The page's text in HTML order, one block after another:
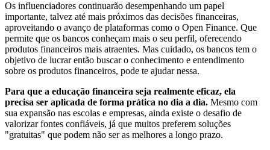
Os influenciadores continuarão desempenhando um papel
importante, talvez até mais próximos das decisões financeiras,
aproveitando o avanço de plataformas como o Open Finance. Que
permite que os bancos conheçam mais o seu perfil, oferecendo
produtos financeiros mais atraentes. Mas cuidado, os bancos tem o
objetivo de lucrar então buscar o conhecimento e entendimento
sobre os produtos financeiros, pode te ajudar nessa.
Para que a educação financeira seja realmente eficaz, ela
precisa ser aplicada de forma prática no dia a dia. Mesmo com
sua expansão nas escolas e empresas, ainda existe o desafio de
valorizar fontes confiáveis, já que muitos preferem soluções
"gratuitas" que podem não ser as melhores a longo prazo.